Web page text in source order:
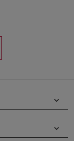
keyboard_arrow_down
keyboard_arrow_down